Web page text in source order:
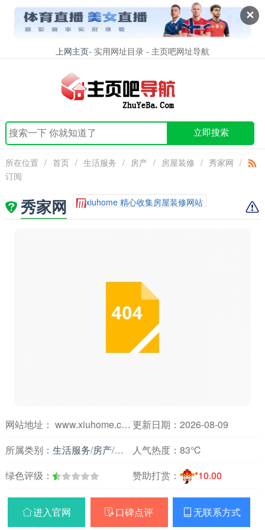
✕
上网主页- 实用网址目录 - 主页吧网址导航
立即搜索
所在位置 / 首页 / 生活服务 / 房产 / 房屋装修 / 秀家网 /
订阅
秀家网 xiuhome 精心收集房屋装修网站
网站地址： www.xiuhome.com 更新日期：2026-08-09
所属类别： 生活服务/房产/房屋装修人气热度： 83℃
绿色评级：
赞助打赏： *10.00
进入官网  口碑点评  无联系方式